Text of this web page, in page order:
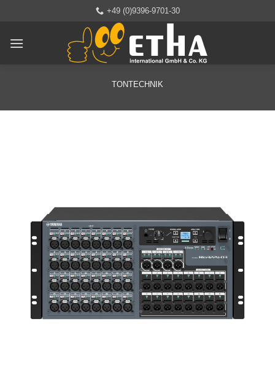
springen
+49 (0)9396-9701-30
TONTECHNIK